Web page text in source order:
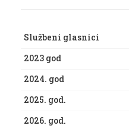
Službeni glasnici
2023 god
2024. god
2025. god.
2026. god.